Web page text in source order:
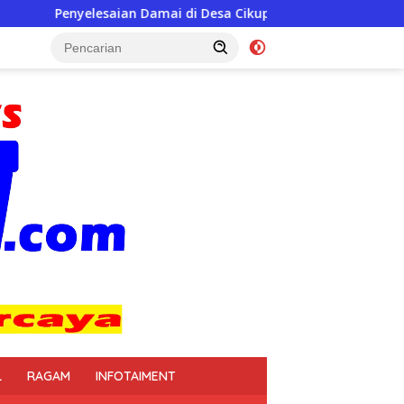
di Desa Cikupa Jadi Contoh Semangat Musyawarah,
RAGAM INFOTAIMENT